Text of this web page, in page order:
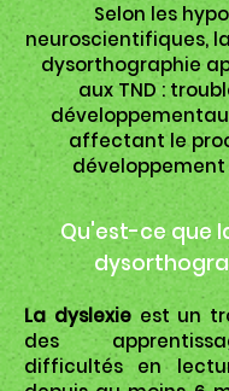
Selon les
neuroscientifiques,
dysorthographie
aux TND :
affectant le
développement
Qu'est-ce que
La dyslexieest un
des
difficultés en